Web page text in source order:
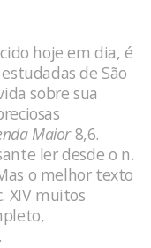
hoje em dia, é
de São
sobre sua
Maior8,6.
ler desde o n.
o melhor texto
XIV muitos